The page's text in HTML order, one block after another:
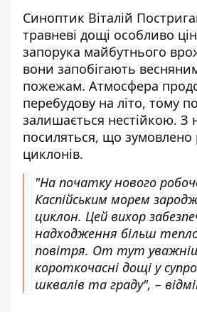
Синоптик Віталій
травневі дощі особливо
запорука майбутнього
вони запобігають
пожежам. Атмосфера
перебудову на літо, тому
залишається нестійкою. З
посиляться, що зумовлено
циклонів.
"На початку нового
Каспійським морем
циклон. Цей вихор
надходження більш
повітря. От тут
короткочасні дощі у
шквалів та граду", –